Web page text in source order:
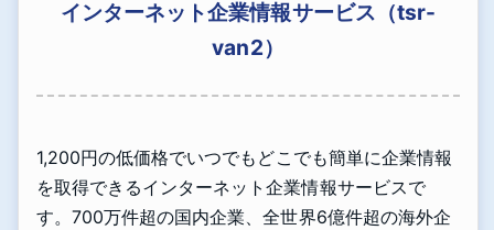
インターネット企業情報サービス（tsr-
van2）
1,200円の低価格でいつでもどこでも簡単に企業情報
を取得できるインターネット企業情報サービスで
す。700万件超の国内企業、全世界6億件超の海外企